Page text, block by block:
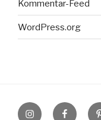
Kommentar-Feed
WordPress.org
Instagram